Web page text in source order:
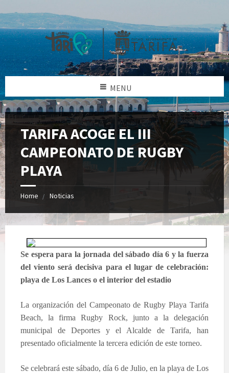
MENU
TARIFA ACOGE EL III
CAMPEONATO DE RUGBY
PLAYA
Home Noticias
Se espera para la jornada del sábado día 6 y la fuerza
del viento será decisiva para el lugar de celebración:
playa de Los Lances o el interior del estadio
La organización del Campeonato de Rugby Playa Tarifa
Beach, la firma Rugby Rock, junto a la delegación
municipal de Deportes y el Alcalde de Tarifa, han
presentado oficialmente la tercera edición de este torneo.
Se celebrará este sábado, día 6 de Julio, en la playa de Los